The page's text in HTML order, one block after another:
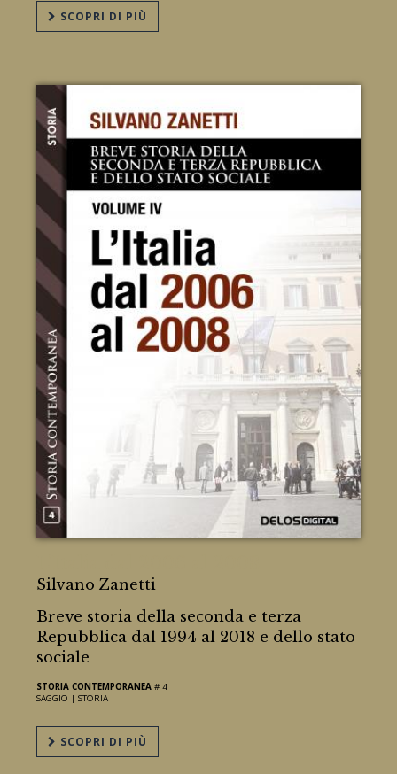
SCOPRI DI PIÙ
Silvano Zanetti
Breve storia della seconda e terza
Repubblica dal 1994 al 2018 e dello stato
sociale
STORIA CONTEMPORANEA # 4
SAGGIO |STORIA
SCOPRI DI PIÙ